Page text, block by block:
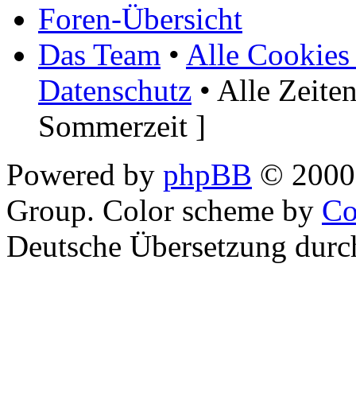
Foren-Übersicht
Das Team • Alle Cookies
Datenschutz • Alle
Sommerzeit ]
Powered by phpBB ©
Group. Color scheme by
Deutsche Übersetzung